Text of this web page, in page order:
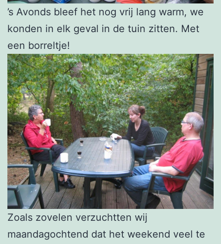
’s Avonds bleef het nog vrij lang warm, we
konden in elk geval in de tuin zitten. Met
een borreltje!
Zoals zovelen verzuchtten wij
maandagochtend dat het weekend veel te